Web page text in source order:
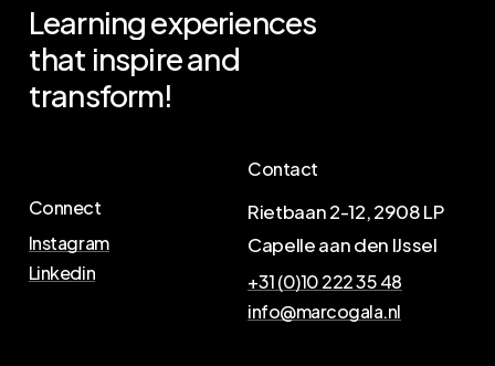
Learningexperiences
that inspireand
transform!
Connect
Instagram
Linkedin
Contact
Rietbaan 2-12, 2908 LP
Capelle aan den IJssel
+31 (0)10 222 35 48
info@marcogala.nl